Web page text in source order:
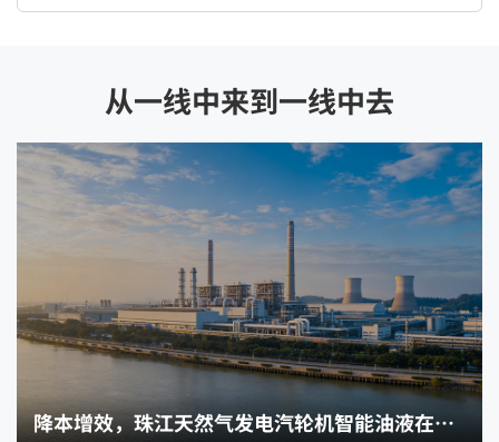
从一线中来到一线中去
降本增效，珠江天然气发电汽轮机智能油液在线监测改造